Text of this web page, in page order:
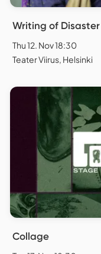
Writing of Disaster
Thu 12. Nov 18:30
Teater Viirus, Helsinki
Collage